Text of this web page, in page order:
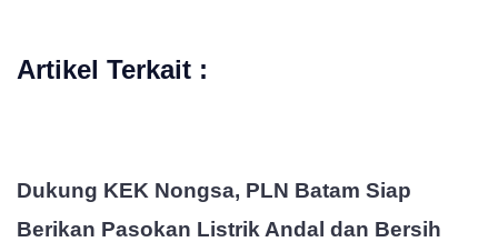
Artikel Terkait :
Dukung KEK Nongsa, PLN Batam Siap
Berikan Pasokan Listrik Andal dan Bersih